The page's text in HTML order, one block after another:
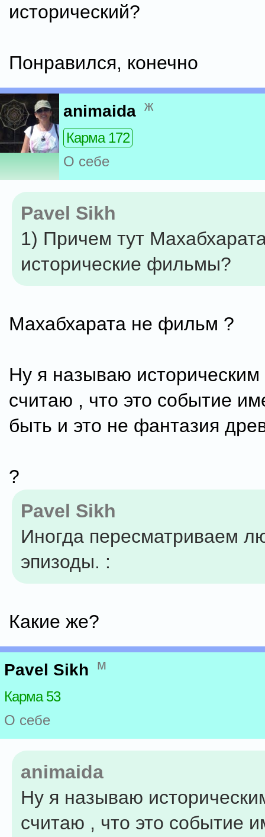
исторический?
Понравился, конечно
animaida ж
Карма 172
О себе
Pavel Sikh
1) Причем тут
исторические фильмы?
Махабхарата не фильм ?
Ну я называю историческим
считаю , что это событие
быть и это не фантазия
?
Pavel Sikh
Иногда пересматриваем
эпизоды. :
Какие же?
Pavel Sikh м
Карма 53
О себе
animaida
Ну я называю
считаю , что это событие